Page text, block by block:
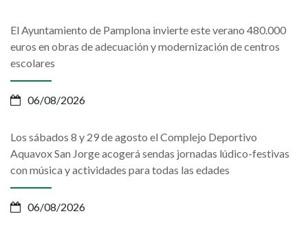
El Ayuntamiento de Pamplona invierte este verano 480.000
euros en obras de adecuación y modernización de centros
escolares
06/08/2026
Los sábados 8 y 29 de agosto el Complejo Deportivo
Aquavox San Jorge acogerá sendas jornadas lúdico-festivas
con música y actividades para todas las edades
06/08/2026